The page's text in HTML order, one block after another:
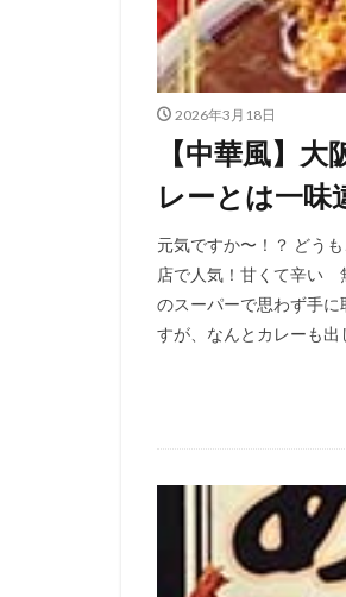
2026年3月18日
【中華風】
レーとは一味
元気ですか〜！？ どう
店で人気！甘くて辛い
のスーパーで思わず手
すが、なんとカレーも